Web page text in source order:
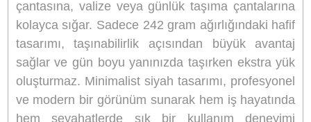
Ulanzi BP06 TRAKER Mini Tech
Organizer Çanta 2L Siyah -
B007GBB1
Ulanzi BP06 TRAKER Mini Tech